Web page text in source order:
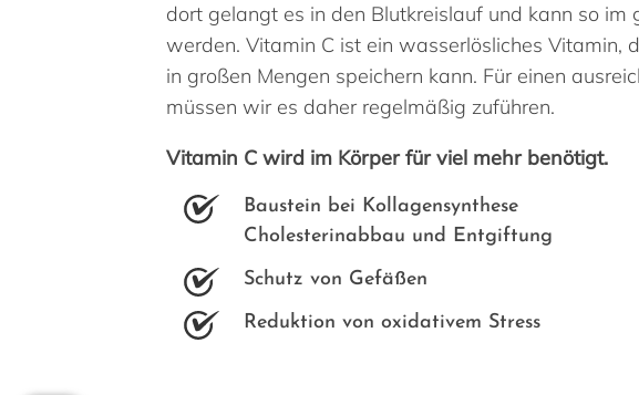
dort gelangt es in den Blutkreislauf und kann so im
werden. Vitamin C ist ein wasserlösliches Vitamin,
in großen Mengen speichern kann. Für einen
müssen wir es daher regelmäßig zuführen.
Vitamin C wird im Körper für viel mehr benötigt.
Baustein bei Kollagensynthese
Cholesterinabbau und Entgiftung
Schutz von Gefäßen
Reduktion von oxidativem Stress